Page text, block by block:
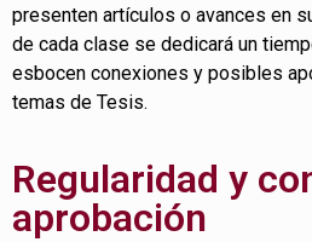
presenten artículos o avances en
de cada clase se dedicará un
esbocen conexiones y posibles
temas de Tesis.
Regularidad y
aprobación